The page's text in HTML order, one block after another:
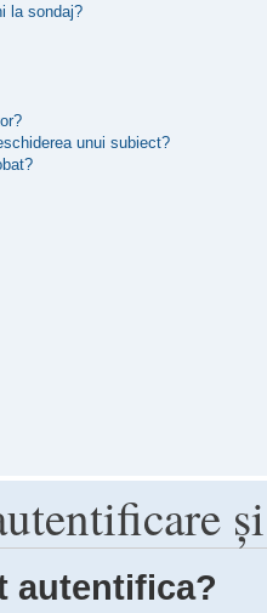
la sondaj?
unui subiect?
autentifica?